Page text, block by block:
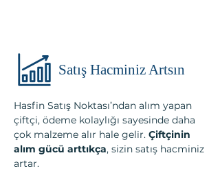
Satış Hacminiz Artsın
Hasfin Satış Noktası’ndan alım yapan
çiftçi, ödeme kolaylığı sayesinde daha
çok malzeme alır hale gelir. Çiftçinin
alım gücü arttıkça, sizin satış hacminiz
artar.